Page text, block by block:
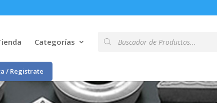
Categorías de
productos
/ Registrate